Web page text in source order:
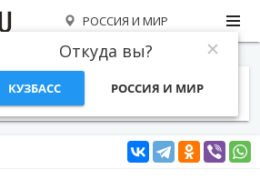
РОССИЯ И МИР
Откуда вы?
КУЗБАСС РОССИЯ И МИР
СТАТЬИ ТЕМЫ ФОТО